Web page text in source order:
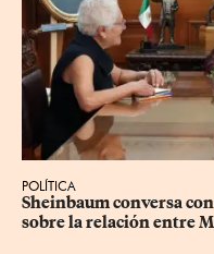
POLÍTICA
Sheinbaum conversa
sobre la relación entre